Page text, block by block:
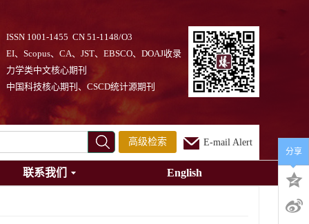
ISSN 1001-1455 CN 51-1148/O3
EI、Scopus、CA、JST、EBSCO、DOAJ收录
力学类中文核心期刊
中国科技核心期刊、CSCD统计源期刊
高级检索 E-mail Alert
联系我们 English
分享